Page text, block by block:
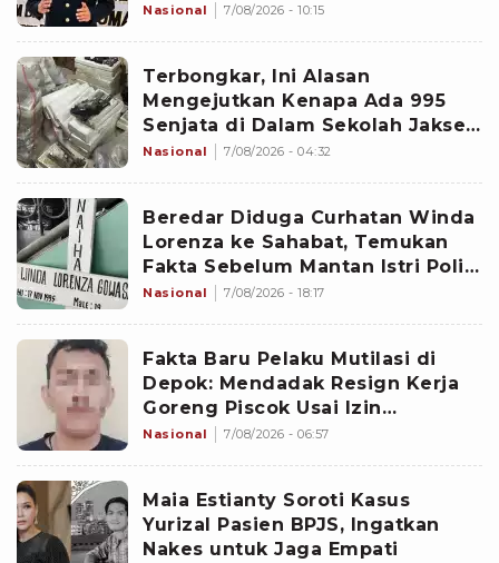
Nasional 7/08/2026 - 10:15
Terbongkar, Ini Alasan
Mengejutkan Kenapa Ada 995
Senjata di Dalam Sekolah Jaksel
Sejak 2020
Nasional 7/08/2026 - 04:32
Beredar Diduga Curhatan Winda
Lorenza ke Sahabat, Temukan
Fakta Sebelum Mantan Istri Polisi
di Medan Tewas
Nasional 7/08/2026 - 18:17
Fakta Baru Pelaku Mutilasi di
Depok: Mendadak Resign Kerja
Goreng Piscok Usai Izin
Interview di Mal
Nasional 7/08/2026 - 06:57
Maia Estianty Soroti Kasus
Yurizal Pasien BPJS, Ingatkan
Nakes untuk Jaga Empati